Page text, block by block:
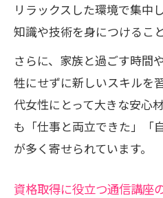
リラックスした環境で集中
知識や技術を身につけるこ
さらに、家族と過ごす時間
牲にせずに新しいスキルを
代女性にとって大きな安心
も「仕事と両立できた」「
が多く寄せられています。
資格取得に役立つ通信講座